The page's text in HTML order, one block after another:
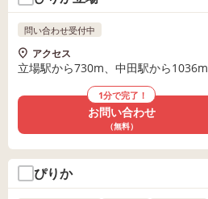
問い合わせ受付中
アクセス
立場駅から730m、中田駅から1036m
1分で完了！
お問い合わせ
（無料）
ぴりか